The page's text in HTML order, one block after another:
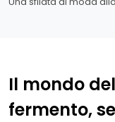
Il mondo
fermento,